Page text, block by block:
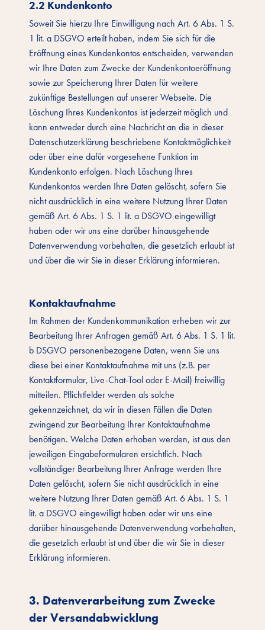
2.2 Kundenkonto
Soweit Sie hierzu Ihre Einwilligung nach Art. 6 Abs. 1 S.
1 lit. a DSGVO erteilt haben, indem Sie sich für die
Eröffnung eines Kundenkontos entscheiden, verwenden
wir Ihre Daten zum Zwecke der Kundenkontoeröffnung
sowie zur Speicherung Ihrer Daten für weitere
zukünftige Bestellungen auf unserer Webseite. Die
Löschung Ihres Kundenkontos ist jederzeit möglich und
kann entweder durch eine Nachricht an die in dieser
Datenschutzerklärung beschriebene Kontaktmöglichkeit
oder über eine dafür vorgesehene Funktion im
Kundenkonto erfolgen. Nach Löschung Ihres
Kundenkontos werden Ihre Daten gelöscht, sofern Sie
nicht ausdrücklich in eine weitere Nutzung Ihrer Daten
gemäß Art. 6 Abs. 1 S. 1 lit. a DSGVO eingewilligt
haben oder wir uns eine darüber hinausgehende
Datenverwendung vorbehalten, die gesetzlich erlaubt ist
und über die wir Sie in dieser Erklärung informieren.
Kontaktaufnahme
Im Rahmen der Kundenkommunikation erheben wir zur
Bearbeitung Ihrer Anfragen gemäß Art. 6 Abs. 1 S. 1 lit.
b DSGVO personenbezogene Daten, wenn Sie uns
diese bei einer Kontaktaufnahme mit uns (z.B. per
Kontaktformular, Live-Chat-Tool oder E-Mail) freiwillig
mitteilen. Pflichtfelder werden als solche
gekennzeichnet, da wir in diesen Fällen die Daten
zwingend zur Bearbeitung Ihrer Kontaktaufnahme
benötigen. Welche Daten erhoben werden, ist aus den
jeweiligen Eingabeformularen ersichtlich. Nach
vollständiger Bearbeitung Ihrer Anfrage werden Ihre
Daten gelöscht, sofern Sie nicht ausdrücklich in eine
weitere Nutzung Ihrer Daten gemäß Art. 6 Abs. 1 S. 1
lit. a DSGVO eingewilligt haben oder wir uns eine
darüber hinausgehende Datenverwendung vorbehalten,
die gesetzlich erlaubt ist und über die wir Sie in dieser
Erklärung informieren.
3. Datenverarbeitung zum Zwecke
der Versandabwicklung